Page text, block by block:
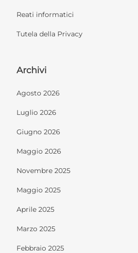
Reati informatici
Tutela della Privacy
Archivi
Agosto 2026
Luglio 2026
Giugno 2026
Maggio 2026
Novembre 2025
Maggio 2025
Aprile 2025
Marzo 2025
Febbraio 2025